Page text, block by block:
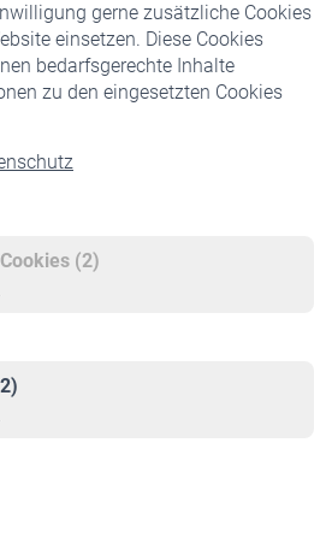
gerne zusätzliche Cookies
einsetzen. Diese Cookies
bedarfsgerechte Inhalte
zu den eingesetzten Cookies
(2)